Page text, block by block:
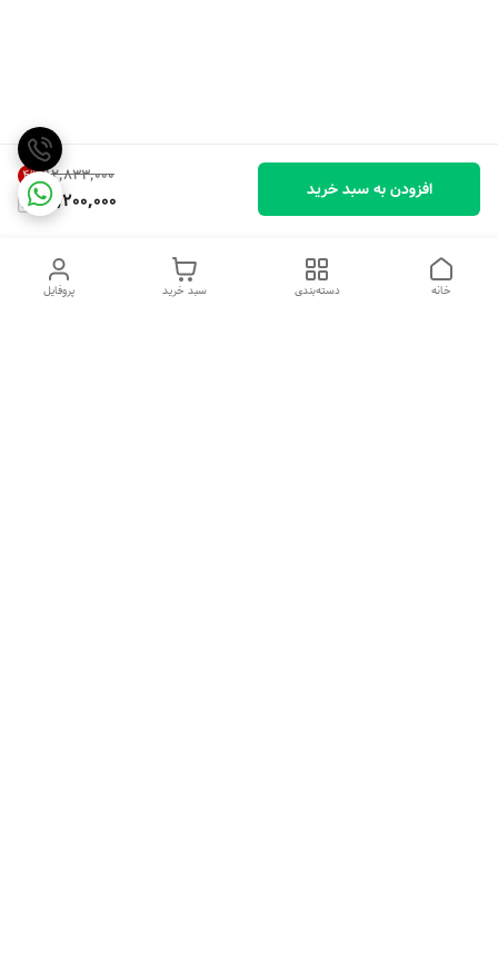
۱۲٬۸۳۳٬۰۰۰ 4%
12,200,000 افزودن به سبد خرید
پروفایل سبد خرید دسته‌بندی خانه